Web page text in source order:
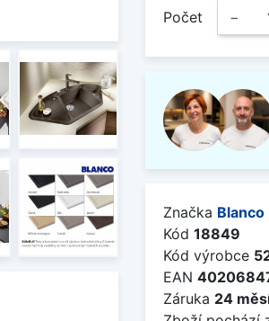
Počet −
Značka Blanco
Kód 18849
Kód výrobce
EAN
Záruka 24